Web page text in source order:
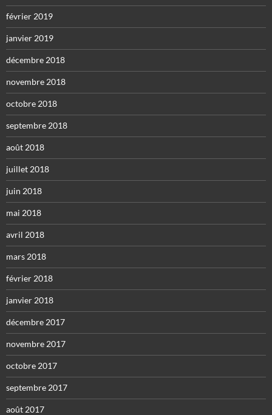
février 2019
janvier 2019
décembre 2018
novembre 2018
octobre 2018
septembre 2018
août 2018
juillet 2018
juin 2018
mai 2018
avril 2018
mars 2018
février 2018
janvier 2018
décembre 2017
novembre 2017
octobre 2017
septembre 2017
août 2017